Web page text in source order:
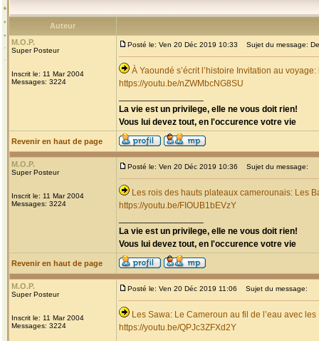
Auteur
M.O.P.
Super Posteur
Inscrit le: 11 Mar 2004
Messages: 3224
Posté le: Ven 20 Déc 2019 10:33 Sujet du message:
À Yaoundé s’écrit l’histoire Invitation au
https://youtu.be/nZWMbcNG8SU
La vie est un privilege, elle ne vous doit rien!
Vous lui devez tout, en l'occurence votre vie
Revenir en haut de page
M.O.P.
Super Posteur
Inscrit le: 11 Mar 2004
Messages: 3224
Posté le: Ven 20 Déc 2019 10:36 Sujet du message:
Les rois des hauts plateaux camerounais: Les
https://youtu.be/FIOUB1bEVzY
La vie est un privilege, elle ne vous doit rien!
Vous lui devez tout, en l'occurence votre vie
Revenir en haut de page
M.O.P.
Super Posteur
Inscrit le: 11 Mar 2004
Messages: 3224
Posté le: Ven 20 Déc 2019 11:06 Sujet du message:
Les Sawa: Le Cameroun au fil de l’eau avec
https://youtu.be/QPJc3ZFXd2Y